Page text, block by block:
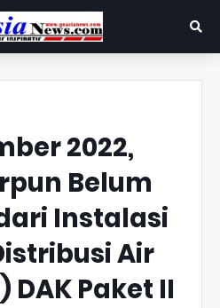
2022,
Belum
Instalasi
Air
DAK Paket II